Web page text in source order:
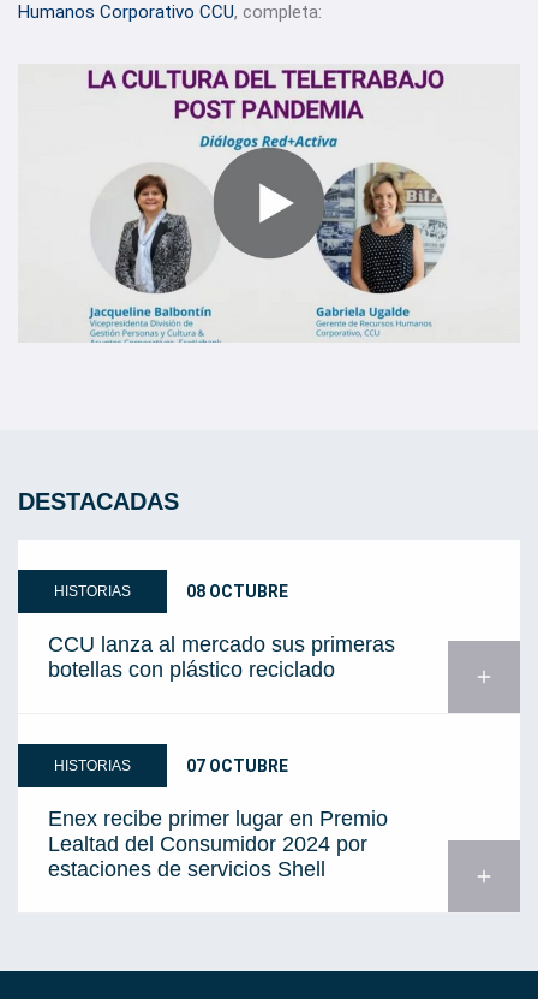
Humanos Corporativo CCU, completa:
DESTACADAS
HISTORIAS 08 OCTUBRE
CCU lanza al mercado sus primeras
botellas con plástico reciclado
add
HISTORIAS 07 OCTUBRE
Enex recibe primer lugar en Premio
Lealtad del Consumidor 2024 por
estaciones de servicios Shell
add